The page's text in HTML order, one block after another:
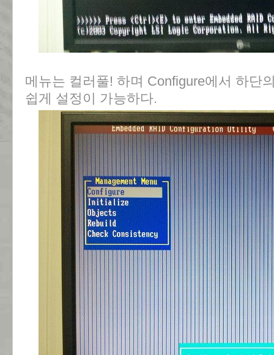
메뉴는 컬러풀! 하며 Configure에서 하단
쉽게 설정이 가능하다.